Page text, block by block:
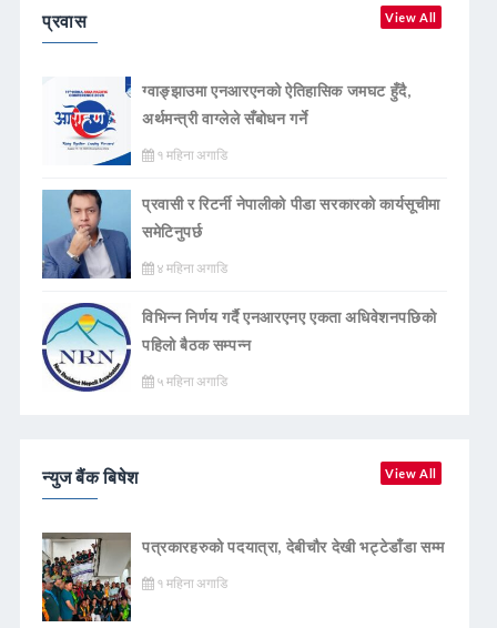
प्रवास View All
ग्वाङ्झाउमा एनआरएनको ऐतिहासिक जमघट हुँदै,
अर्थमन्त्री वाग्लेले सँबोधन गर्ने
१ महिना अगाडि
प्रवासी र रिटर्नी नेपालीको पीडा सरकारको कार्यसूचीमा
समेटिनुपर्छ
४ महिना अगाडि
विभिन्न निर्णय गर्दै एनआरएनए एकता अधिवेशनपछिको
पहिलो बैठक सम्पन्न
५ महिना अगाडि
न्युज बैंक बिषेश View All
पत्रकारहरुको पदयात्रा, देबीचौर देखी भट्टेडाँडा सम्म
१ महिना अगाडि